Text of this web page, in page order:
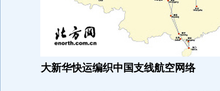
大新华快运编织中国支线航空网络